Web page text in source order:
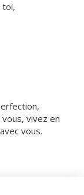
toi,
vivez en
vous.